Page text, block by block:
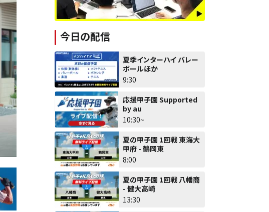
今日の配信
夏季インターハイ バレー
ボールほか
9:30
応援甲子園 Supported
by au
10:30~
夏の甲子園 1回戦 東海大
甲府 - 鶴岡東
8:00
夏の甲子園 1回戦 八幡商
- 健大高崎
13:30